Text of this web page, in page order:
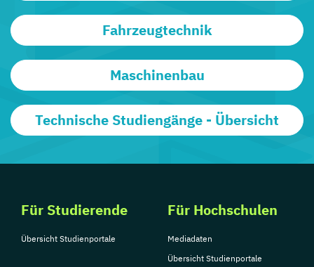
Fahrzeugtechnik
Maschinenbau
Technische Studiengänge - Übersicht
Für Studierende
Übersicht Studienportale
Für Hochschulen
Mediadaten
Übersicht Studienportale